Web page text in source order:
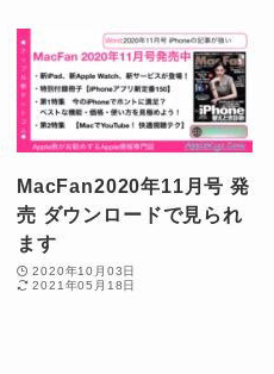
MacFan2020年11月号 発
売 ダウンロードで見られ
ます
2020年10月03日
2021年05月18日